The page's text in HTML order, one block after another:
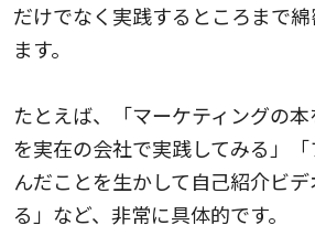
だけでなく実践するところまで
ます。
たとえば、「マーケティングの
を実在の会社で実践してみる」
んだことを生かして自己紹介ビ
る」など、非常に具体的です。